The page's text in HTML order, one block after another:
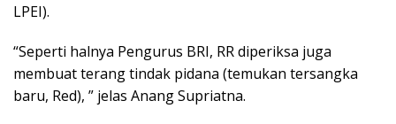
LPEI).
“Seperti halnya Pengurus BRI, RR diperiksa juga
membuat terang tindak pidana (temukan tersangka
baru, Red), ” jelas Anang Supriatna.